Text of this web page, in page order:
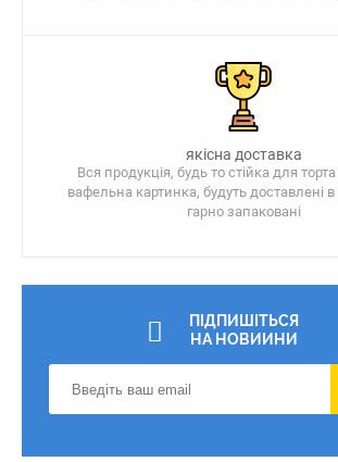
якісна доставка
Вся продукція, будь то стійка для
вафельна картинка, будуть доставлені в
гарно запаковані
ПІДПИШІТЬСЯ
НА НОВИИНИ